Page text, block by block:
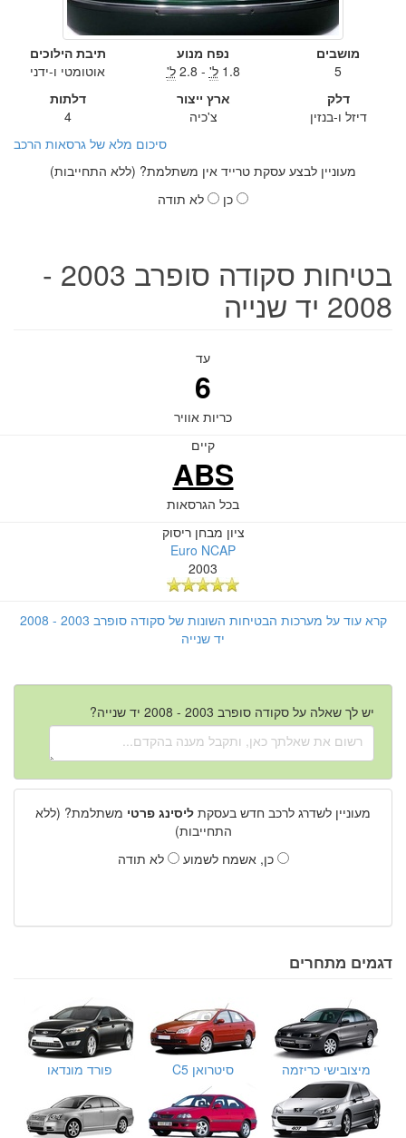
מושבים
5
נפח מנוע
1.8 ל' - 2.8 ל'
תיבת הילוכים
אוטומטי ו-ידני
דלק
דיזל ו-בנזין
ארץ ייצור
צ'כיה
דלתות
4
סיכום מלא של גרסאות הרכב
מעוניין לבצע עסקת טרייד אין משתלמת? (ללא התחייבות)
כן
לא תודה
בטיחות סקודה סופרב 2003 -
2008 יד שנייה
עד
6
כריות אוויר
קיים
ABS
בכל הגרסאות
ציון מבחן ריסוק
Euro NCAP
2003
קרא עוד על מערכות הבטיחות השונות של סקודה סופרב 2003 - 2008
יד שנייה
יש לך שאלה על סקודה סופרב 2003 - 2008 יד שנייה?
מעוניין לשדרג לרכב חדש בעסקת ליסינג פרטי משתלמת? (ללא
התחייבות)
כן, אשמח לשמוע
לא תודה
דגמים מתחרים
מיצובישי כריזמה סיטרואן C5 פורד מונדאו